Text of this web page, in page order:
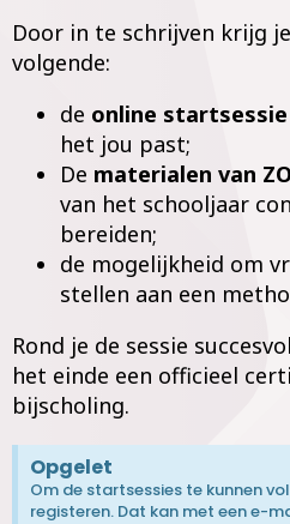
Door in te schrijven krijg
volgende:
de online startsessie
het jou past;
De materialen van
van het schooljaar
bereiden;
de mogelijkheid om
stellen aan een
Rond je de sessie
het einde een officieel
bijscholing.
Opgelet
Om de startsessies te kunnen
registeren. Dat kan met een e-